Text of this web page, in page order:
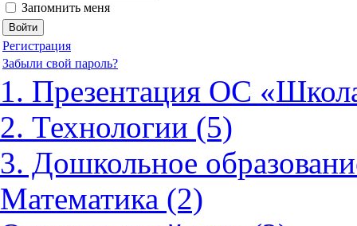
Запомнить меня
Регистрация
Забыли свой пароль?
1. Презентация ОС
2. Технологии (5)
3. Дошкольное
Математика (2)